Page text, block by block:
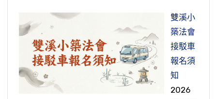
雙溪小
築法會
接駁車
報名須
知
2026